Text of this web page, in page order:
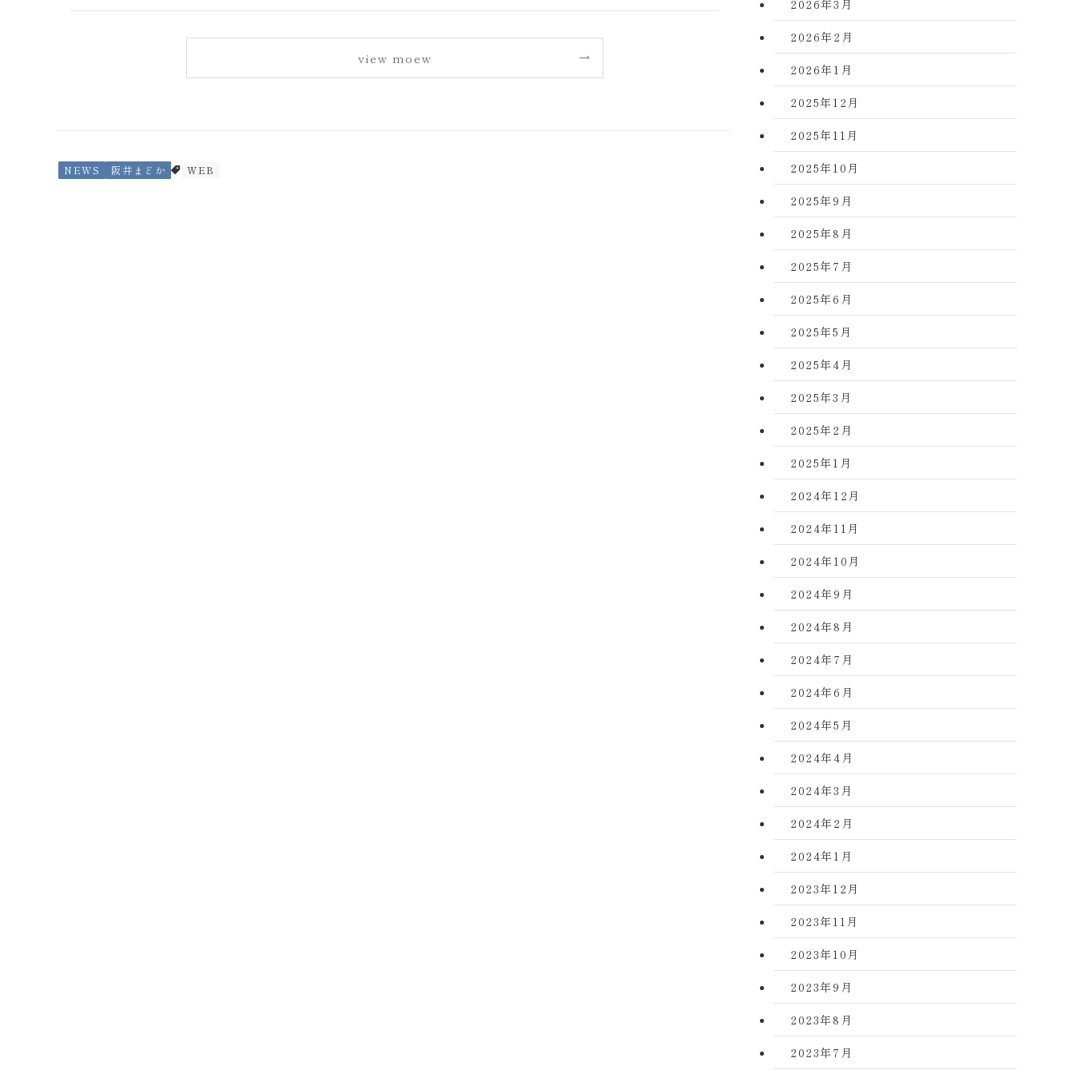
view moew
NEWS 阪井まどか WEB
2026年3月
2026年2月
2026年1月
2025年12月
2025年11月
2025年10月
2025年9月
2025年8月
2025年7月
2025年6月
2025年5月
2025年4月
2025年3月
2025年2月
2025年1月
2024年12月
2024年11月
2024年10月
2024年9月
2024年8月
2024年7月
2024年6月
2024年5月
2024年4月
2024年3月
2024年2月
2024年1月
2023年12月
2023年11月
2023年10月
2023年9月
2023年8月
2023年7月